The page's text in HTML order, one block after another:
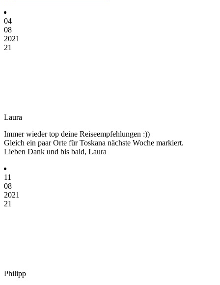
04
08
2021
21
Laura
Immer wieder top deine Reiseempfehlungen :))
Gleich ein paar Orte für Toskana nächste Woche markiert.
Lieben Dank und bis bald, Laura
11
08
2021
21
Philipp